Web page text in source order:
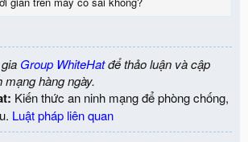
Group WhiteHatđể thảo luận và cập
hàng ngày.
Kiến thức an ninh mạng để phòng chống,
Luật pháp liên quan